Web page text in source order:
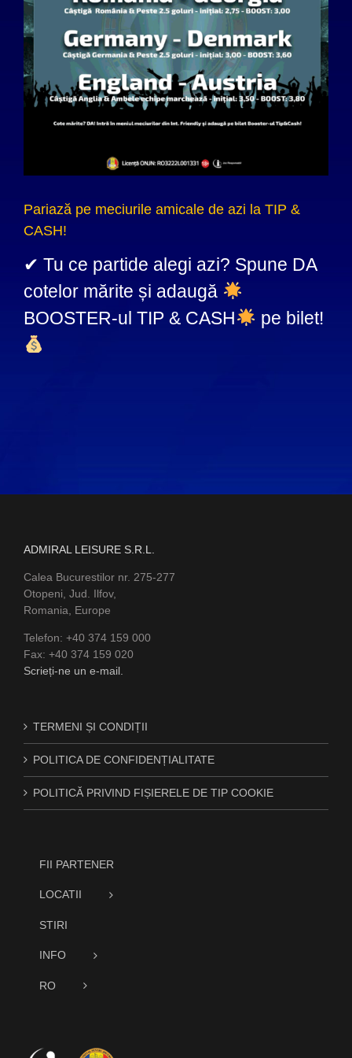
Pariază pe meciurile amicale de azi la TIP &
CASH!
✔ Tu ce partide alegi azi? Spune DA
cotelor mărite și adaugă
BOOSTER-ul TIP & CASH
pe bilet!
ADMIRAL LEISURE S.R.L.
Calea Bucurestilor nr. 275-277
Otopeni, Jud. Ilfov,
Romania, Europe
Telefon: +40 374 159 000
Fax: +40 374 159 020
Scrieți-ne un e-mail.
TERMENI ȘI CONDIȚII
POLITICA DE CONFIDENȚIALITATE
POLITICĂ PRIVIND FIȘIERELE DE TIP COOKIE
FII PARTENER
LOCATII
STIRI
INFO
RO